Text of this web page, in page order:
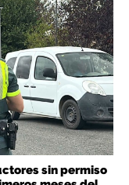
sin permiso